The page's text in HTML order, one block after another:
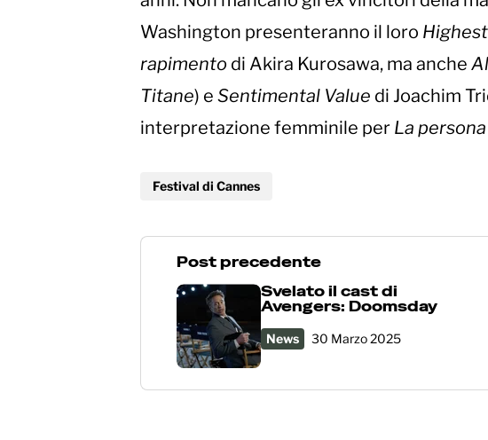
Washington presenteranno il loro
rapimento di Akira Kurosawa, ma anche
Titane) e Sentimental Value di Joachim
interpretazione femminile per La
Festival di Cannes
Post precedente
Svelato il cast di
Avengers: Doomsday
News 30 Marzo 2025